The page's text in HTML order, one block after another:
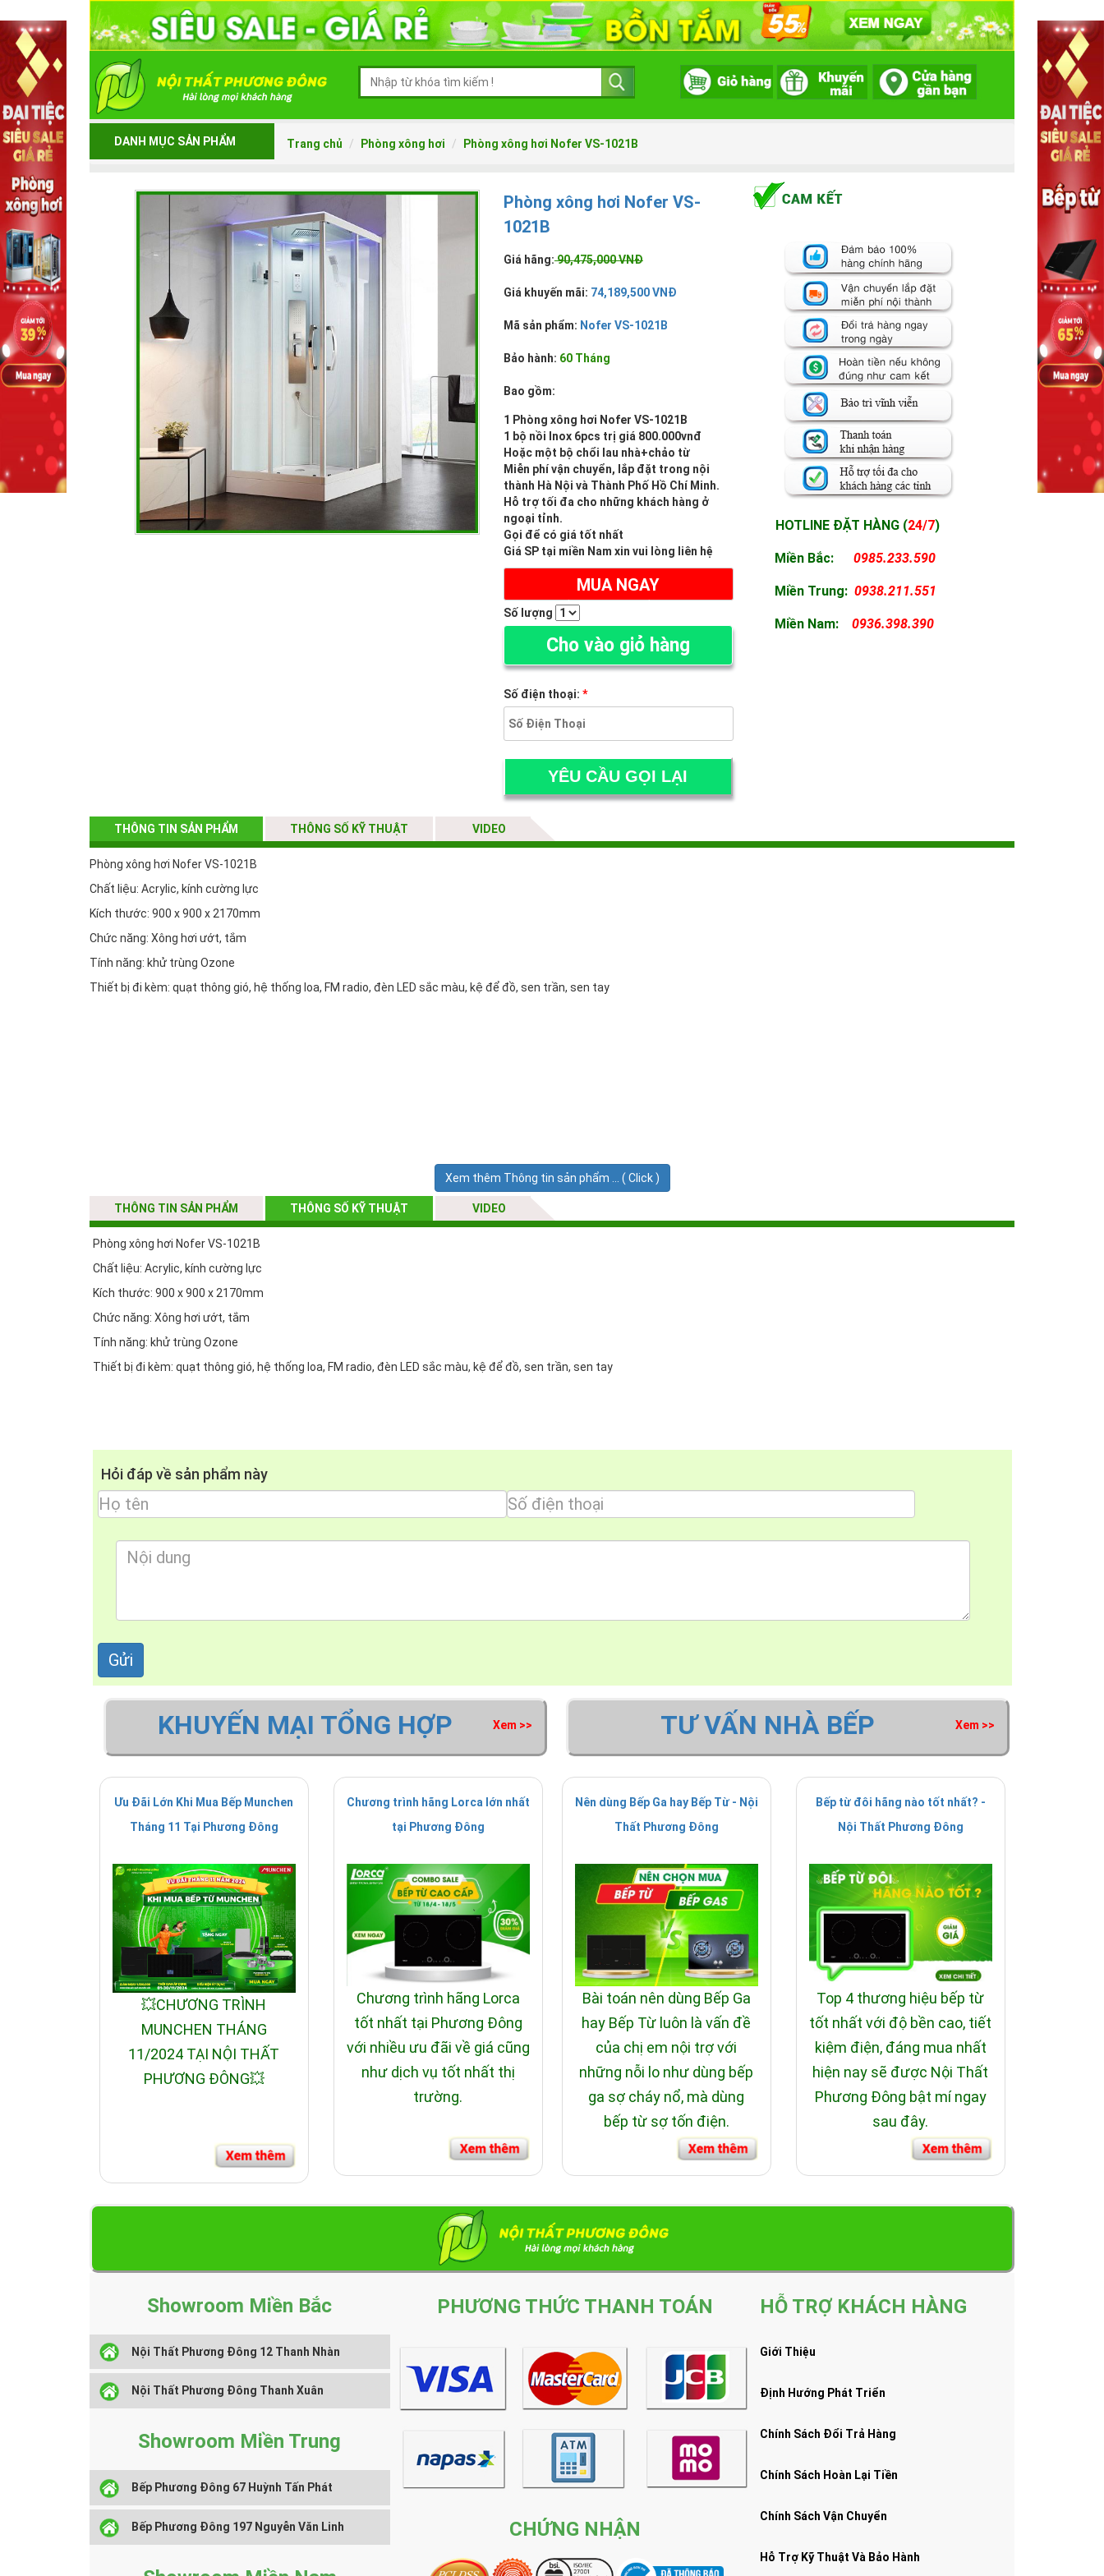
DANH MỤC SẢN PHẨM Trang chủ Phòng xông hơi Phòng xông hơi Nofer VS-1021B
Phòng xông hơi Nofer VS-
1021B
Giá hãng:90,475,000 VNĐ
Giá khuyến mãi: 74,189,500 VNĐ
Mã sản phẩm: Nofer VS-1021B
Bảo hành: 60 Tháng
Bao gồm:
1 Phòng xông hơi Nofer VS-1021B
1 bộ nồi Inox 6pcs trị giá 800.000vnđ
Hoặc một bộ chổi lau nhà+chảo từ
Miễn phí vận chuyển, lắp đặt trong nội
thành Hà Nội và Thành Phố Hồ Chí Minh.
Hỗ trợ tối đa cho những khách hàng ở
ngoại tỉnh.
Gọi để có giá tốt nhất
Giá SP tại miền Nam xin vui lòng liên hệ
MUA NGAY
(ĐẶT HÀNG ONLINE TRỪ NGAY 2%)
Số lượng
Cho vào giỏ hàng
Số điện thoại: *
HOTLINE ĐẶT HÀNG (24/7)
Miền Bắc: 0985.233.590
MiềnTrung: 0938.211.551
MiềnNam: 0936.398.390
THÔNG TIN SẢN PHẨM THÔNG SỐ KỸ THUẬT VIDEO
Phòng xông hơi Nofer VS-1021B
Chất liệu: Acrylic, kính cường lực
Kích thước: 900 x 900 x 2170mm
Chức năng: Xông hơi ướt, tắm
Tính năng: khử trùng Ozone
Thiết bị đi kèm: quạt thông gió, hệ thống loa, FM radio, đèn LED sắc màu, kệ để đồ, sen trần, sen tay
Xem thêm Thông tin sản phẩm ... ( Click )
THÔNG TIN SẢN PHẨM THÔNG SỐ KỸ THUẬT VIDEO
Phòng xông hơi Nofer VS-1021B
Chất liệu: Acrylic, kính cường lực
Kích thước: 900 x 900 x 2170mm
Chức năng: Xông hơi ướt, tắm
Tính năng: khử trùng Ozone
Thiết bị đi kèm: quạt thông gió, hệ thống loa, FM radio, đèn LED sắc màu, kệ để đồ, sen trần, sen tay
Hỏi đáp về sản phẩm này
KHUYẾN MẠI TỔNG HỢP Xem >>
Ưu Đãi Lớn Khi Mua Bếp Munchen
Tháng 11 Tại Phương Đông
💥CHƯƠNG TRÌNH
MUNCHEN THÁNG
11/2024 TẠI NỘI THẤT
PHƯƠNG ĐÔNG💥
Chương trình hãng Lorca lớn nhất
tại Phương Đông
Chương trình hãng Lorca
tốt nhất tại Phương Đông
với nhiều ưu đãi về giá cũng
như dịch vụ tốt nhất thị
trường.
TƯ VẤN NHÀ BẾP Xem >>
Nên dùng Bếp Ga hay Bếp Từ - Nội
Thất Phương Đông
Bài toán nên dùng Bếp Ga
hay Bếp Từ luôn là vấn đề
của chị em nội trợ với
những nỗi lo như dùng bếp
ga sợ cháy nổ, mà dùng
bếp từ sợ tốn điện.
Bếp từ đôi hãng nào tốt nhất? -
Nội Thất Phương Đông
Top 4 thương hiệu bếp từ
tốt nhất với độ bền cao, tiết
kiệm điện, đáng mua nhất
hiện nay sẽ được Nội Thất
Phương Đông bật mí ngay
sau đây.
Showroom Miền Bắc
Nội Thất Phương Đông 12 Thanh Nhàn
Nội Thất Phương Đông Thanh Xuân
Showroom Miền Trung
Bếp Phương Đông 67 Huỳnh Tấn Phát
Bếp Phương Đông 197 Nguyễn Văn Linh
PHƯƠNG THỨC THANH TOÁN
CHỨNG NHẬN
HỖ TRỢ KHÁCH HÀNG
Giới Thiệu
Định Hướng Phát Triển
Chính Sách Đổi Trả Hàng
Chính Sách Hoàn Lại Tiền
Chính Sách Vận Chuyển
Hỗ Trợ Kỹ Thuật Và Bảo Hành